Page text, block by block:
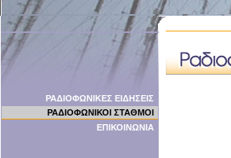
ΡΑΔΙΟΦΩΝΙΚΕΣ ΕΙΔΗΣΕΙΣ
ΡΑΔΙΟΦΩΝΙΚΟΙ ΣΤΑΘΜΟΙ
ΕΠΙΚΟΙΝΩΝΙΑ